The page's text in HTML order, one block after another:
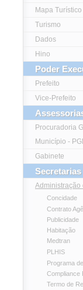
Mapa
Turismo
Dados
Hino
Poder
Prefeito
Vice-Prefeito
Procuradoria
Município -
Gabinete
Secretarias
Administração
Concidade
Contrato
Publicidade
Habitação
Medtran
PLHIS
Programa
Compliance
Termo de